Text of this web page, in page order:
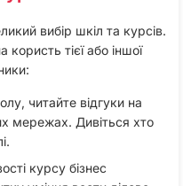
вибір шкіл та курсів.
тієї або іншої
читайте відгуки на
мережах. Дивіться хто
курсу бізнес